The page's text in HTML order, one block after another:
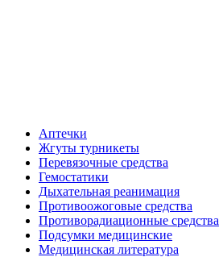
Аптечки
Жгуты турникеты
Перевязочные средства
Гемостатики
Дыхательная реанимация
Противоожоговые средства
Противорадиационные средства
Подсумки медицинские
Медицинская литература